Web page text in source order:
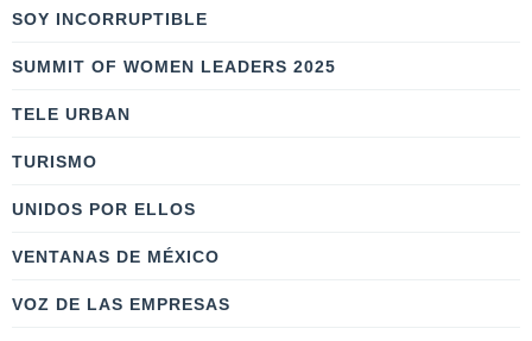
SOY INCORRUPTIBLE
SUMMIT OF WOMEN LEADERS 2025
TELE URBAN
TURISMO
UNIDOS POR ELLOS
VENTANAS DE MÉXICO
VOZ DE LAS EMPRESAS